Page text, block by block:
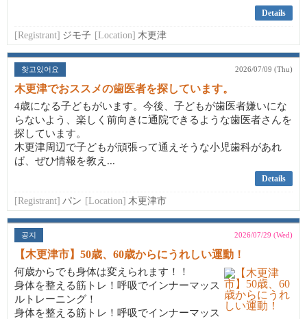
Details
[Registrant] ジモ子 [Location] 木更津
찾고있어요 2026/07/09 (Thu)
木更津でおススメの歯医者を探しています。
4歳になる子どもがいます。今後、子どもが歯医者嫌いにな
らないよう、楽しく前向きに通院できるような歯医者さんを
探しています。
木更津周辺で子どもが頑張って通えそうな小児歯科があれ
ば、ぜひ情報を教え...
Details
[Registrant] パン [Location] 木更津市
공지 2026/07/29 (Wed)
【木更津市】50歳、60歳からにうれしい運動！
何歳からでも身体は変えられます！！
身体を整える筋トレ！呼吸でインナーマッス
ルトレーニング！
身体を整える筋トレ！呼吸でインナーマッス